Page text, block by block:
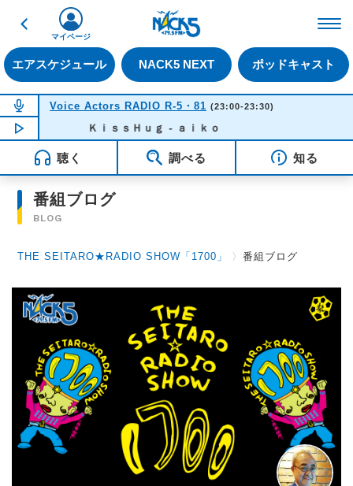
戻る
エアスケジュール NACK5 NEXT ポッドキャスト
マイページ
NOW ON AIR
Voice Actors RADIO R-5・81 (23:00-23:30)
NOW PLAYING 23:09
ＫｉｓｓＨｕｇ - ａｉｋｏ
聴く 調べる 知る
番組ブログ
BLOG
THE SEITARO★RADIO SHOW「1700」 〉番組ブログ